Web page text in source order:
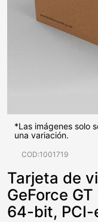
*Las imágenes solo
una variación.
COD:1001719
Tarjeta de
GeForce
64-bit, PCI-